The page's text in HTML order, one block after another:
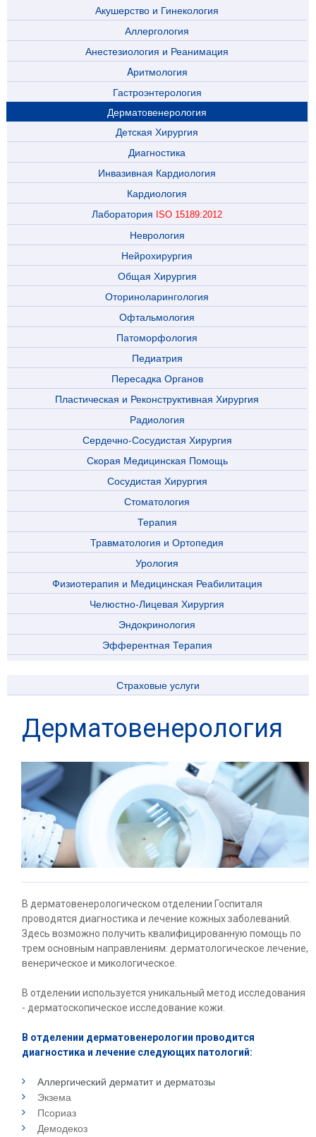
Акушерство и Гинекология
Аллергология
Анестезиология и Реанимация
Aритмология
Гастроэнтерология
Дерматовенерология
Детская Хирургия
Диагностика
Инвазивная Кардиология
Кардиология
Лаборатория ISO 15189:2012
Неврология
Нейрохирургия
Общая Хирургия
Оториноларингология
Офтальмология
Патоморфология
Педиатрия
Пересадка Органов
Пластическая и Реконструктивная Хирургия
Радиология
Сердечно-Сосудистая Хирургия
Скорая Медицинская Помощь
Сосудистая Хирургия
Стоматология
Терапия
Травматология и Ортопедия
Урология
Физиотерапия и Медицинская Реабилитация
Челюстно-Лицевая Хирургия
Эндокринология
Эфферентная Терапия
Страховые услуги
Дерматовенерология
В дерматовенерологическом отделении Госпиталя
проводятся диагностика и лечение кожных заболеваний.
Здесь возможно получить квалифицированную помощь по
трем основным направлениям: дерматологическое лечение,
венерическое и микологическое.
В отделении используется уникальный метод исследования
- дерматоскопическое исследование кожи.
В отделении дерматовенерологии проводится
диагностика и лечение следующих патологий:
Аллергический дерматит и дерматозы
Экзема
Псориаз
Демодекоз